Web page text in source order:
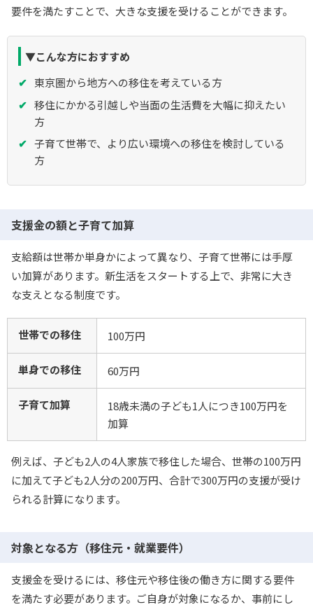
要件を満たすことで、大きな支援を受けることができます。
▼こんな方におすすめ
東京圏から地方への移住を考えている方
移住にかかる引越しや当面の生活費を大幅に抑えたい
方
子育て世帯で、より広い環境への移住を検討している
方
支援金の額と子育て加算
支給額は世帯か単身かによって異なり、子育て世帯には手厚
い加算があります。新生活をスタートする上で、非常に大き
な支えとなる制度です。
世帯での移住 100万円
単身での移住 60万円
子育て加算
18歳未満の子ども1人につき100万円を
加算
例えば、子ども2人の4人家族で移住した場合、世帯の100万円
に加えて子ども2人分の200万円、合計で300万円の支援が受け
られる計算になります。
対象となる方（移住元・就業要件）
支援金を受けるには、移住元や移住後の働き方に関する要件
を満たす必要があります。ご自身が対象になるか、事前にし